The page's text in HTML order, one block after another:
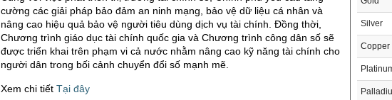
cường các giải pháp bảo đảm an ninh mạng, bảo vệ dữ liệu cá nhân và
nâng cao hiệu quả bảo vệ người tiêu dùng dịch vụ tài chính. Đồng thời,
Chương trình giáo dục tài chính quốc gia và Chương trình công dân số sẽ
được triển khai trên phạm vi cả nước nhằm nâng cao kỹ năng tài chính cho
người dân trong bối cảnh chuyển đổi số mạnh mẽ.
Xem chi tiết Tại đây
Silver
Copper